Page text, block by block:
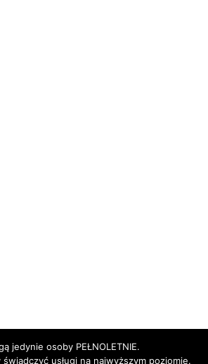
Nasze alkohole Nasz Zespół
jedynie osoby PEŁNOLETNIE.
usługi na najwyższym poziomie.